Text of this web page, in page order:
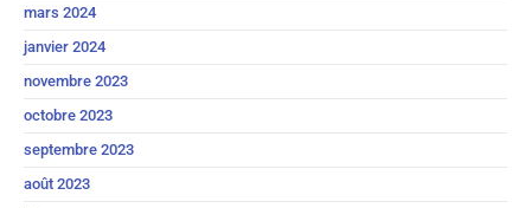
mars 2024
janvier 2024
novembre 2023
octobre 2023
septembre 2023
août 2023